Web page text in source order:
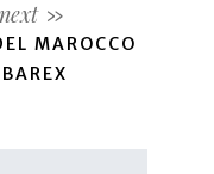
MAROCCO